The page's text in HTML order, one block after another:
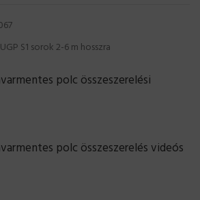
S1 sorok 2-6 m hosszra
polc összeszerelési
polc összeszerelés videós